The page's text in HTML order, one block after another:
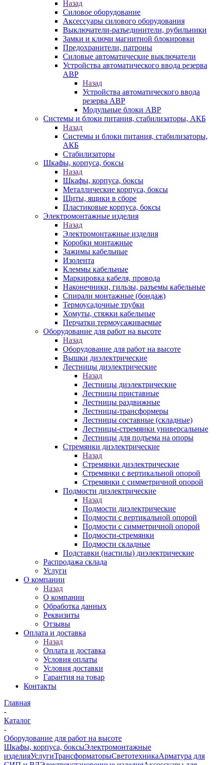
Назад
Силовое оборудование
Аксессуары силового оборудования
Выключатели-разъединители, рубильники
Замки и ключи магнитной блокировки
Предохранители, патроны
Силовые автоматические выключатели
Устройства автоматического ввода резерва
АВР
Назад
Устройства автоматического ввода
резерва АВР
Модульные блоки АВР
Системы и блоки питания, стабилизаторы, АКБ
Назад
Системы и блоки питания, стабилизаторы,
АКБ
Стабилизаторы
Шкафы, корпуса, боксы
Назад
Шкафы, корпуса, боксы
Металлические корпуса, боксы
Щиты, ящики в сборе
Пластиковые корпуса, боксы
Электромонтажные изделия
Назад
Электромонтажные изделия
Коробки монтажные
Зажимы кабельные
Изолента
Клеммы кабельные
Маркировка кабеля, провода
Наконечники, гильзы, разъемы кабельные
Спирали монтажные (бондаж)
Термоусадочные трубки
Хомуты, стяжки кабельные
Перчатки термоусаживаемые
Оборудование для работ на высоте
Назад
Оборудование для работ на высоте
Вышки диэлектрические
Лестницы диэлектрические
Назад
Лестницы диэлектрические
Лестницы приставные
Лестницы раздвижные
Лестницы-трансформеры
Лестницы составные (складные)
Лестницы-стремянки универсальные
Лестницы для подъема на опоры
Стремянки диэлектрические
Назад
Стремянки диэлектрические
Стремянки с вертикальной опорой
Стремянки с симметричной опорой
Подмости диэлектрические
Назад
Подмости диэлектрические
Подмости с вертикальной опорой
Подмости с симметричной опорой
Подмости-стремянки
Подмости складные
Подставки (настилы) диэлектрические
Распродажа склада
Услуги
О компании
Назад
О компании
Обработка данных
Реквизиты
Отзывы
Оплата и доставка
Назад
Оплата и доставка
Условия оплаты
Условия доставки
Гарантия на товар
Контакты
Главная
-
Каталог
-
Оборудование для работ на высоте
Шкафы, корпуса, боксыЭлектромонтажные
изделияУслугиТрансформаторыСветотехникаАрматура для